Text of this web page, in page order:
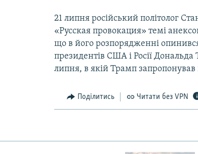
21 липня російський політолог
«Русская провокация» темі
що в його розпорядженні
президентів США і Росії Дональда
липня, в якій Трамп
Поділитись Читати без VPN